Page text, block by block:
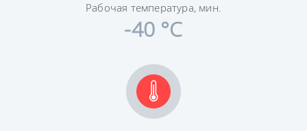
Рабочая температура, мин.
-40 °C